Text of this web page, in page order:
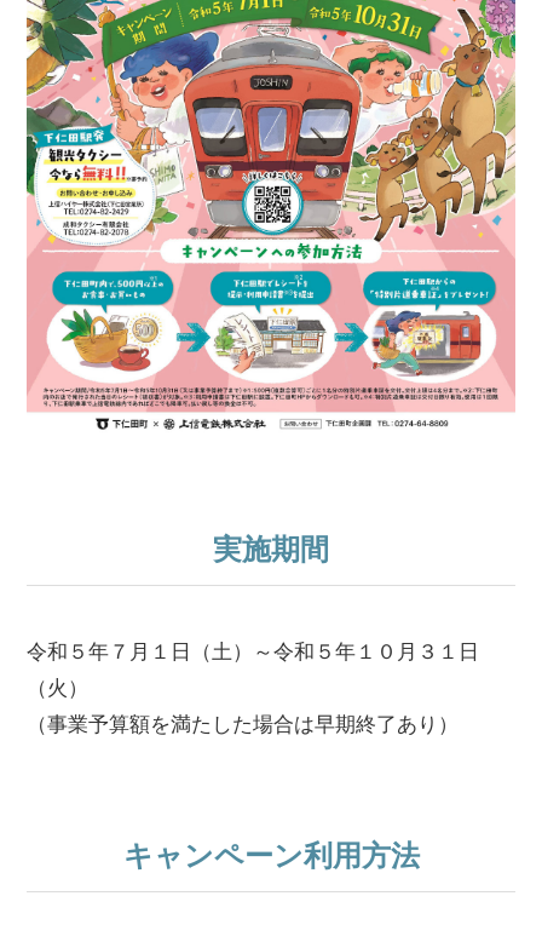
実施期間
令和５年７月１日（土）～令和５年１０月３１日
（火）
（事業予算額を満たした場合は早期終了あり）
キャンペーン利用方法